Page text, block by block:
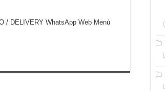
/ DELIVERY WhatsApp Web Menú